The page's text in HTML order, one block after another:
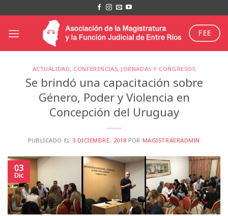
al
contenido
FEE
ACTUALIDAD, CONFERENCIAS, JORNADAS Y CONGRESOS
Se brindó una capacitación sobre
Género, Poder y Violencia en
Concepción del Uruguay
PUBLICADO EL 3 DICIEMBRE, 2018 POR MAGISTRAERADMIN
03
Dic